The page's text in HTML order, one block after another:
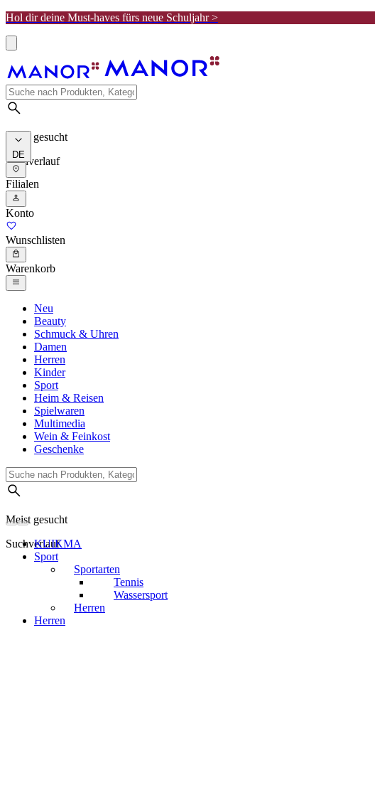
Hol dir deine Must-haves fürs neue Schuljahr >
Meist gesucht
Suchverlauf
DE
Filialen
Konto
Wunschlisten
Warenkorb
Neu
Beauty
Schmuck & Uhren
Damen
Herren
Kinder
Sport
Heim & Reisen
Spielwaren
Multimedia
Wein & Feinkost
Geschenke
Meist gesucht
Suchverlauf
KUIKMA
Sport
Sportarten
Tennis
Wassersport
Herren
Herren